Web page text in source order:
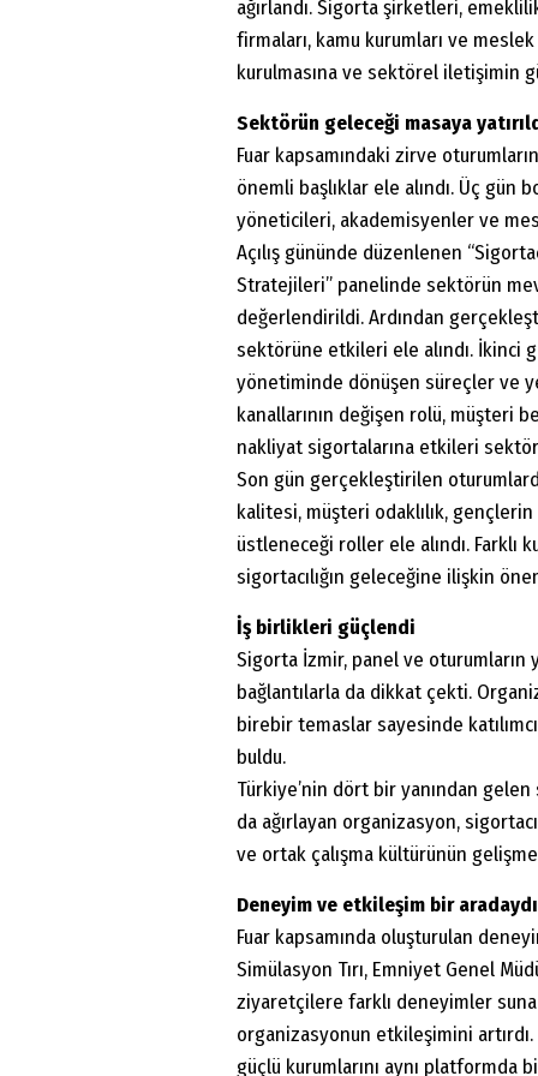
ağırlandı. Sigorta şirketleri,
firmaları, kamu kurumları ve
kurulmasına ve sektörel iletişimin
Sektörün geleceği masaya
Fuar kapsamındaki zirve
önemli başlıklar ele alındı. Üç
yöneticileri, akademisyenler ve
Açılış gününde düzenlenen
Stratejileri” panelinde sektörün
değerlendirildi. Ardından
sektörüne etkileri ele alındı. İkinci
yönetiminde dönüşen süreçler ve
kanallarının değişen rolü,
nakliyat sigortalarına etkileri
Son gün gerçekleştirilen
kalitesi, müşteri odaklılık,
üstleneceği roller ele alındı.
sigortacılığın geleceğine ilişkin
İş birlikleri güçlendi
Sigorta İzmir, panel ve oturumların
bağlantılarla da dikkat çekti.
birebir temaslar sayesinde
buldu.
Türkiye’nin dört bir yanından gelen
da ağırlayan organizasyon,
ve ortak çalışma kültürünün
Deneyim ve etkileşim bir aradaydı
Fuar kapsamında oluşturulan
Simülasyon Tırı, Emniyet Genel
ziyaretçilere farklı deneyimler
organizasyonun etkileşimini
güçlü kurumlarını aynı platformda